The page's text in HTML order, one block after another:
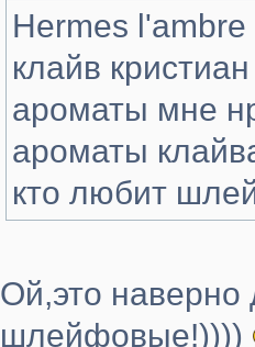
Hermes
клайв
ароматы мне
ароматы
кто любит
Ой,это
шлейфовые!))))